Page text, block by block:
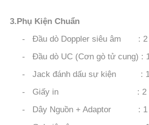
3.Phụ Kiện Chuẩn
- Đầu dò Doppler siêu âm : 2
- Đầu dò UC (Cơn gò tử cung) :
- Jack đánh dấu sự kiện : 1
- Giấy in : 2
- Dây Nguồn + Adaptor : 1